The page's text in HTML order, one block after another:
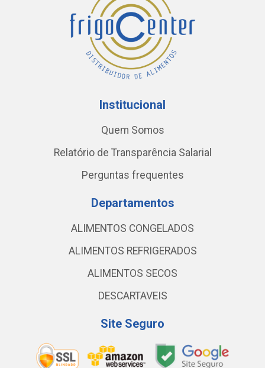
Institucional
Quem Somos
Relatório de Transparência Salarial
Perguntas frequentes
Departamentos
ALIMENTOS CONGELADOS
ALIMENTOS REFRIGERADOS
ALIMENTOS SECOS
DESCARTAVEIS
Site Seguro